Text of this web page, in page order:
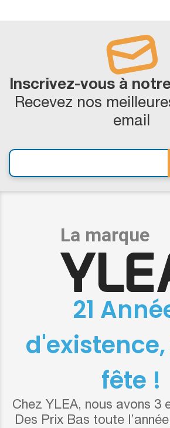
Inscrivez-vous à
Recevez nos
email
21
d'existence,
fête !
Chez YLEA, nous avons 3
Des Prix Bas toute